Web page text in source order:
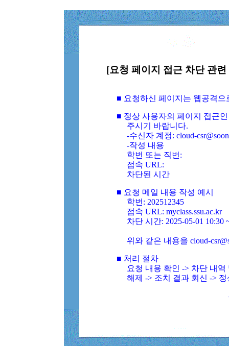
[요청 페이지 접근 차단 관
■ 요청하신 페이지는 웹공격
■ 정상 사용자의 페이지 접근
주시기 바랍니다.
-수신자 계정: cloud-
-작성 내용
학번 또는 직번:
접속 URL:
차단된 시간
■ 요청 메일 내용 작성 예시
학번: 202512345
접속 URL: myclass.ssu.ac.kr
차단 시간: 2025-05-01 10:30
위와 같은 내용을 cloud-
■ 처리 절차
요청 내용 확인 -> 차단 내
해제 -> 조치 결과 회신 ->